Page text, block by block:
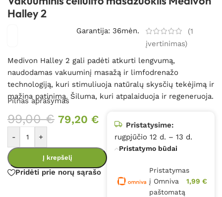
Halley 2
Garantija: 36mėn. (1
įvertinimas)
Medivon Halley 2 gali padėti atkurti lengvumą,
naudodamas vakuuminį masažą ir limfodrenažo
technologiją, kuri stimuliuoja natūralų skysčių tekėjimą ir
mažina patinimą. Šiluma, kuri atpalaiduoja ir regeneruoja.
Pilnas aprašymas
99,00€ 79,20 €
- +
Į krepšelį
Pridėti prie norų sąrašo
Pristatysime:
rugpjūčio 12 d. – 13 d.
Pristatymo būdai
Pristatymas
į Omniva
paštomatą
1,99 €